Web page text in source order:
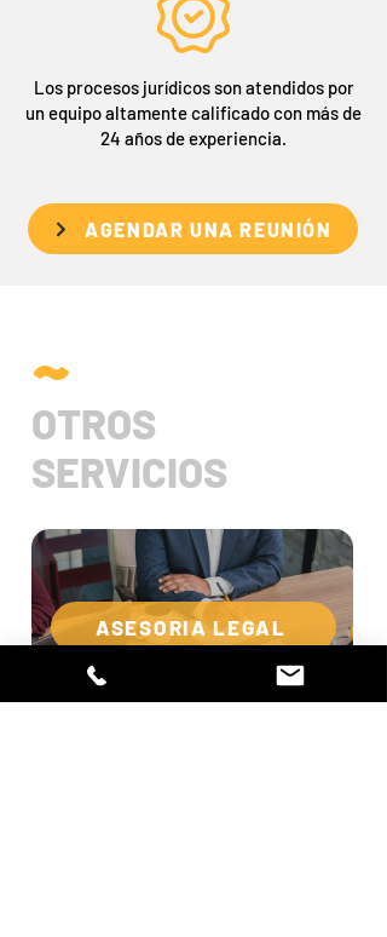
Los procesos jurídicos son atendidos por
un equipo altamente calificado con más de
24 años de experiencia.
AGENDAR UNA REUNIÓN
~
OTROS
SERVICIOS
ASESORIA LEGAL